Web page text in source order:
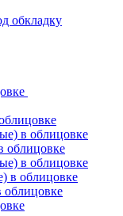
обкладку
в облицовке
облицовке
в облицовке
в облицовке
облицовке